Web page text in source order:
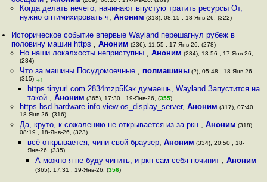
Когда делать нечего, начинают впустую тратить ресурсы От,
нужно оптимихировать ч, Аноним (318), 08:15 , 18-Янв-26, (322)
Историческое событие впервые Wayland перешагнул рубеж в
половину машин https ,Аноним (236), 11:55 , 17-Янв-26, (278)
Но наши локалхосты неприступны , Аноним (284), 13:56 , 17-Янв-26,
(284)
Что за машины Посудомоечные , полмашины(?), 05:48 , 18-Янв-26,
(315) +1
https tinyurl com 2834mzp5Как думаешь, Wayland Запустится на
такой , Аноним (365), 17:30 , 19-Янв-26, (355)
https bsd-hardware info view os_display_server, Аноним (317), 07:40 ,
18-Янв-26, (316)
Да, круто, к сожалению не открывается из за ркн , Аноним (318),
08:19 , 18-Янв-26, (323)
всё открывается, чини свой браузер, Аноним (334), 20:50 , 18-
Янв-26, (335)
А можно я не буду чинить, и ркн сам себя починит ,Аноним
(365), 17:31 , 19-Янв-26, (356)